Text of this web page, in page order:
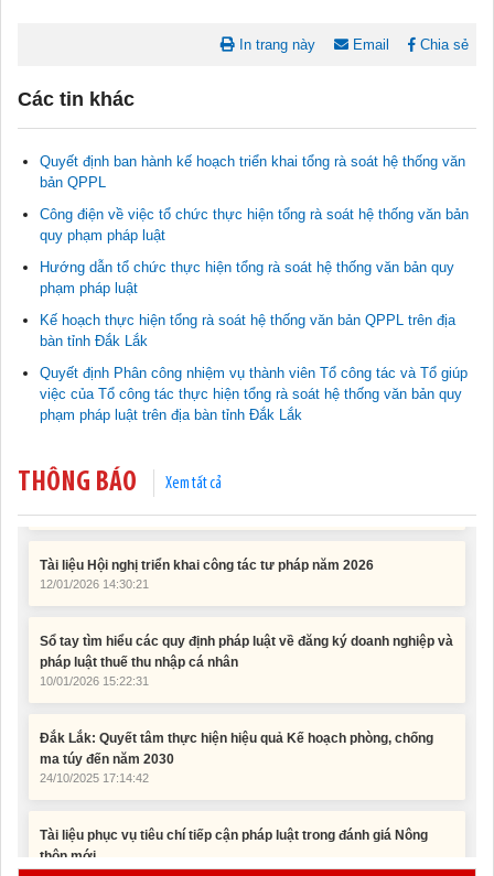
In trang này Email Chia sẻ
Các tin khác
Quyết định ban hành kế hoạch triển khai tổng rà soát hệ thống văn
bản QPPL
Công điện về việc tổ chức thực hiện tổng rà soát hệ thống văn bản
quy phạm pháp luật
Hướng dẫn tổ chức thực hiện tổng rà soát hệ thống văn bản quy
phạm pháp luật
Kế hoạch thực hiện tổng rà soát hệ thống văn bản QPPL trên địa
bàn tỉnh Đắk Lắk
Quyết định Phân công nhiệm vụ thành viên Tổ công tác và Tổ giúp
việc của Tổ công tác thực hiện tổng rà soát hệ thống văn bản quy
phạm pháp luật trên địa bàn tỉnh Đắk Lắk
THÔNG BÁO Xem tất cả
Tài liệu phục vụ tiêu chí tiếp cận pháp luật trong đánh giá Nông
thôn mới
Tài liệu Hội nghị công chức, viên chức và người lao động năm
Tài liệu Hội nghị triển khai công tác tư pháp năm 2026
Sổ tay tìm hiểu các quy định pháp luật về đăng ký doanh nghiệp và
10/01/2026 15:22:31
Đắk Lắk: Quyết tâm thực hiện hiệu quả Kế hoạch phòng, chống
24/10/2025 17:14:42
Tài liệu phục vụ tiêu chí tiếp cận pháp luật trong đánh giá Nông
11/02/2026 08:45:12